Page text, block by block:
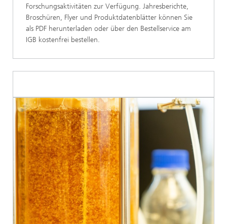
Forschungsaktivitäten zur Verfügung. Jahresberichte,
Broschüren, Flyer und Produktdatenblätter können Sie
als PDF herunterladen oder über den Bestellservice am
IGB kostenfrei bestellen.